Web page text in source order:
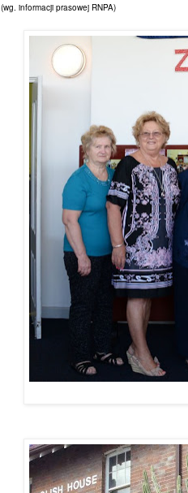
(wg. informacji prasowej RNPA)